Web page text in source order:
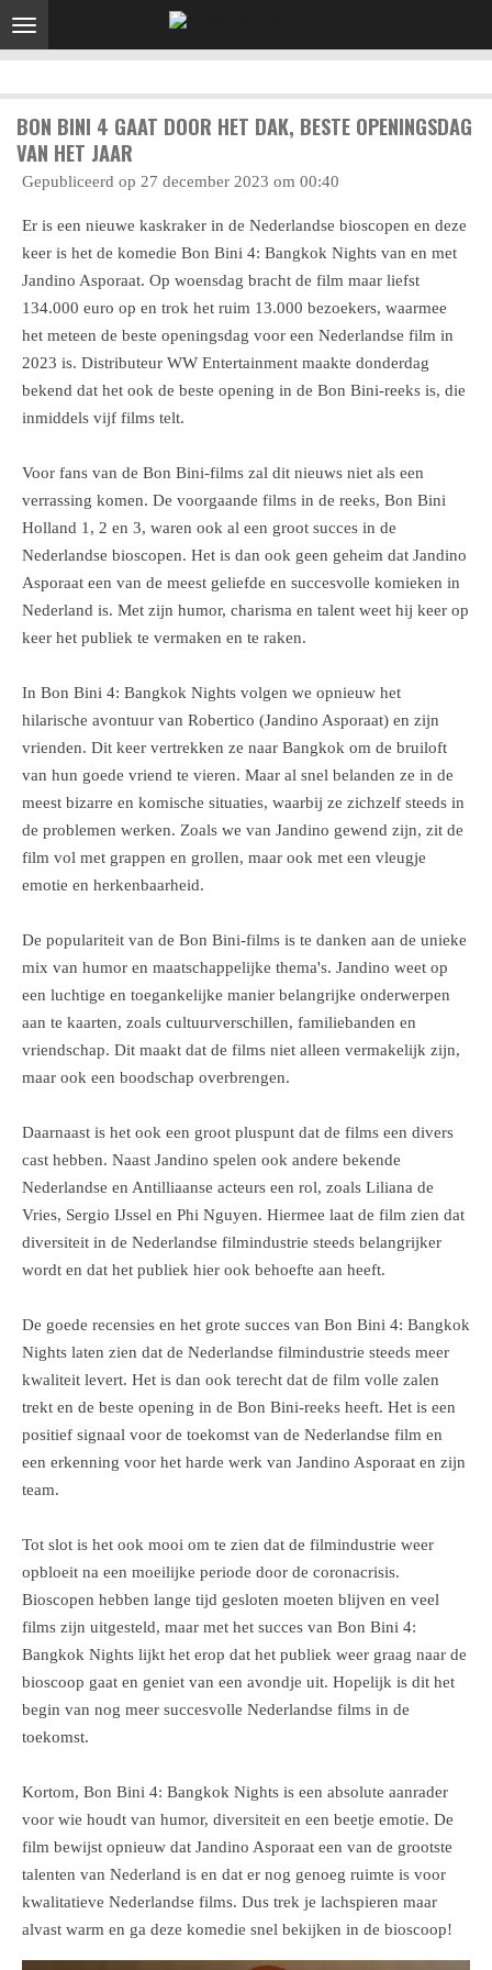
Ga
direct
hoofdinhoud
BON BINI 4 GAAT DOOR HET DAK, BESTE OPENINGSDAG
VAN HET JAAR
Gepubliceerd op 27 december 2023 om 00:40
Er is een nieuwe kaskraker in de Nederlandse bioscopen en deze
keer is het de komedie Bon Bini 4: Bangkok Nights van en met
Jandino Asporaat. Op woensdag bracht de film maar liefst
134.000 euro op en trok het ruim 13.000 bezoekers, waarmee
het meteen de beste openingsdag voor een Nederlandse film in
2023 is. Distributeur WW Entertainment maakte donderdag
bekend dat het ook de beste opening in de Bon Bini-reeks is, die
inmiddels vijf films telt.
Voor fans van de Bon Bini-films zal dit nieuws niet als een
verrassing komen. De voorgaande films in de reeks, Bon Bini
Holland 1, 2 en 3, waren ook al een groot succes in de
Nederlandse bioscopen. Het is dan ook geen geheim dat Jandino
Asporaat een van de meest geliefde en succesvolle komieken in
Nederland is. Met zijn humor, charisma en talent weet hij keer op
keer het publiek te vermaken en te raken.
In Bon Bini 4: Bangkok Nights volgen we opnieuw het
hilarische avontuur van Robertico (Jandino Asporaat) en zijn
vrienden. Dit keer vertrekken ze naar Bangkok om de bruiloft
van hun goede vriend te vieren. Maar al snel belanden ze in de
meest bizarre en komische situaties, waarbij ze zichzelf steeds in
de problemen werken. Zoals we van Jandino gewend zijn, zit de
film vol met grappen en grollen, maar ook met een vleugje
emotie en herkenbaarheid.
De populariteit van de Bon Bini-films is te danken aan de unieke
mix van humor en maatschappelijke thema's. Jandino weet op
een luchtige en toegankelijke manier belangrijke onderwerpen
aan te kaarten, zoals cultuurverschillen, familiebanden en
vriendschap. Dit maakt dat de films niet alleen vermakelijk zijn,
maar ook een boodschap overbrengen.
Daarnaast is het ook een groot pluspunt dat de films een divers
cast hebben. Naast Jandino spelen ook andere bekende
Nederlandse en Antilliaanse acteurs een rol, zoals Liliana de
Vries, Sergio IJssel en Phi Nguyen. Hiermee laat de film zien dat
diversiteit in de Nederlandse filmindustrie steeds belangrijker
wordt en dat het publiek hier ook behoefte aan heeft.
De goede recensies en het grote succes van Bon Bini 4: Bangkok
Nights laten zien dat de Nederlandse filmindustrie steeds meer
kwaliteit levert. Het is dan ook terecht dat de film volle zalen
trekt en de beste opening in de Bon Bini-reeks heeft. Het is een
positief signaal voor de toekomst van de Nederlandse film en
een erkenning voor het harde werk van Jandino Asporaat en zijn
team.
Tot slot is het ook mooi om te zien dat de filmindustrie weer
opbloeit na een moeilijke periode door de coronacrisis.
Bioscopen hebben lange tijd gesloten moeten blijven en veel
films zijn uitgesteld, maar met het succes van Bon Bini 4:
Bangkok Nights lijkt het erop dat het publiek weer graag naar de
bioscoop gaat en geniet van een avondje uit. Hopelijk is dit het
begin van nog meer succesvolle Nederlandse films in de
toekomst.
Kortom, Bon Bini 4: Bangkok Nights is een absolute aanrader
voor wie houdt van humor, diversiteit en een beetje emotie. De
film bewijst opnieuw dat Jandino Asporaat een van de grootste
talenten van Nederland is en dat er nog genoeg ruimte is voor
kwalitatieve Nederlandse films. Dus trek je lachspieren maar
alvast warm en ga deze komedie snel bekijken in de bioscoop!